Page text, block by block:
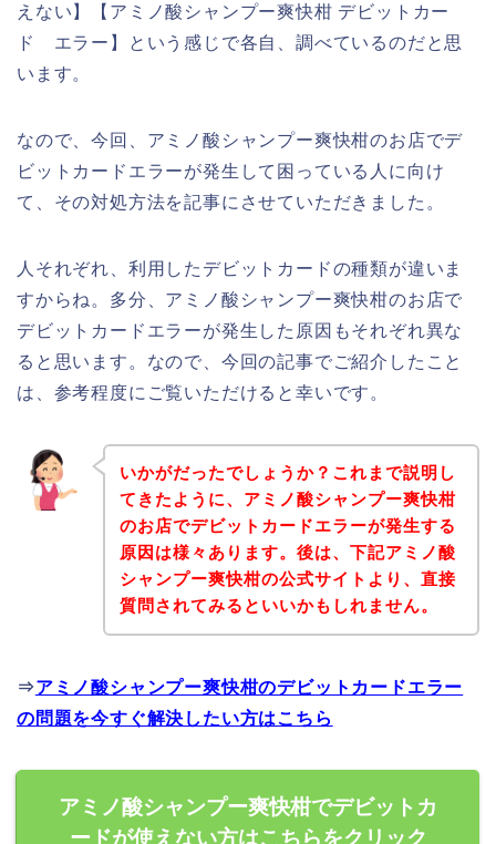
えない】【アミノ酸シャンプー爽快柑 デビットカー
ド エラー】という感じで各自、調べているのだと思
います。
なので、今回、アミノ酸シャンプー爽快柑のお店でデ
ビットカードエラーが発生して困っている人に向け
て、その対処方法を記事にさせていただきました。
人それぞれ、利用したデビットカードの種類が違いま
すからね。多分、アミノ酸シャンプー爽快柑のお店で
デビットカードエラーが発生した原因もそれぞれ異な
ると思います。なので、今回の記事でご紹介したこと
は、参考程度にご覧いただけると幸いです。
いかがだったでしょうか？これまで説明し
てきたように、アミノ酸シャンプー爽快柑
のお店でデビットカードエラーが発生する
原因は様々あります。後は、下記アミノ酸
シャンプー爽快柑の公式サイトより、直接
質問されてみるといいかもしれません。
⇒アミノ酸シャンプー爽快柑のデビットカードエラー
の問題を今すぐ解決したい方はこちら
アミノ酸シャンプー爽快柑でデビットカ
ードが使えない方はこちらをクリック